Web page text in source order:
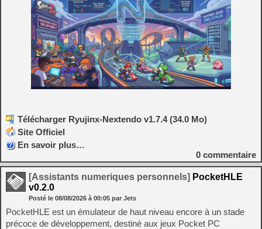
Télécharger Ryujinx-Nextendo v1.7.4 (34.0 Mo)
Site Officiel
En savoir plus…
0 commentaire
[Assistants numeriques personnels] PocketHLE
v0.2.0
Posté le 08/08/2026 à 00:05 par Jets
PocketHLE est un émulateur de haut niveau encore à un stade
précoce de développement, destiné aux jeux Pocket PC